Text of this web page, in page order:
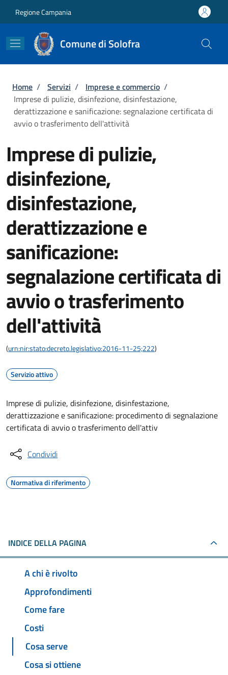
Regione Campania
Comune di Solofra
Briciole di pane
Home / Servizi / Imprese e commercio /
Imprese di pulizie, disinfezione, disinfestazione,
derattizzazione e sanificazione: segnalazione certificata di
avvio o trasferimento dell'attività
Imprese di pulizie,
disinfezione,
disinfestazione,
derattizzazione e
sanificazione:
segnalazione certificata di
avvio o trasferimento
dell'attività
(urn:nir:stato:decreto.legislativo:2016-11-25;222)
Servizio attivo
Imprese di pulizie, disinfezione, disinfestazione,
derattizzazione e sanificazione: procedimento di segnalazione
certificata di avvio o trasferimento dell'attiv
Condividi
Normativa di riferimento
INDICE DELLA PAGINA
A chi è rivolto
Approfondimenti
Come fare
Costi
Cosa serve
Cosa si ottiene